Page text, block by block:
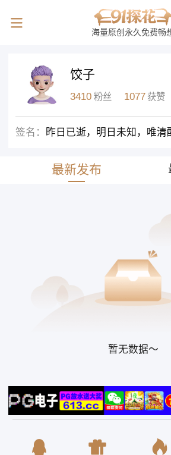
海量原创永久免费畅
饺子
3410 粉丝 1077 获赞
签名： 昨日已逝，明日未知，唯清
最新发布
暂无数据～